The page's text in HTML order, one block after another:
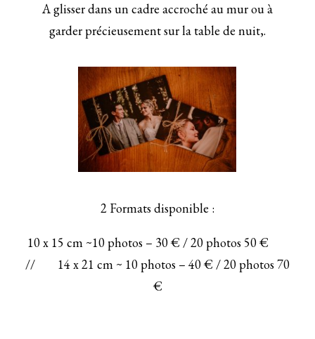
A glisser dans un cadre accroché au mur ou à
garder précieusement sur la table de nuit,.
2 Formats disponible :
10 x 15 cm ~10 photos – 30 € / 20 photos 50 €
// 14 x 21 cm ~ 10 photos – 40 € / 20 photos 70
€